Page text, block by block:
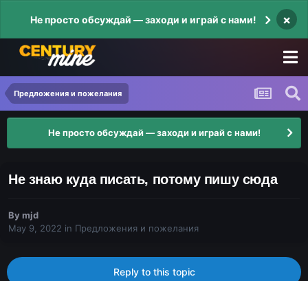
Не просто обсуждай — заходи и играй с нами! ×
Предложения и пожелания
Не просто обсуждай — заходи и играй с нами!
Не знаю куда писать, потому пишу сюда
Bymjd
May 9, 2022 in Предложения и пожелания
Reply to this topic